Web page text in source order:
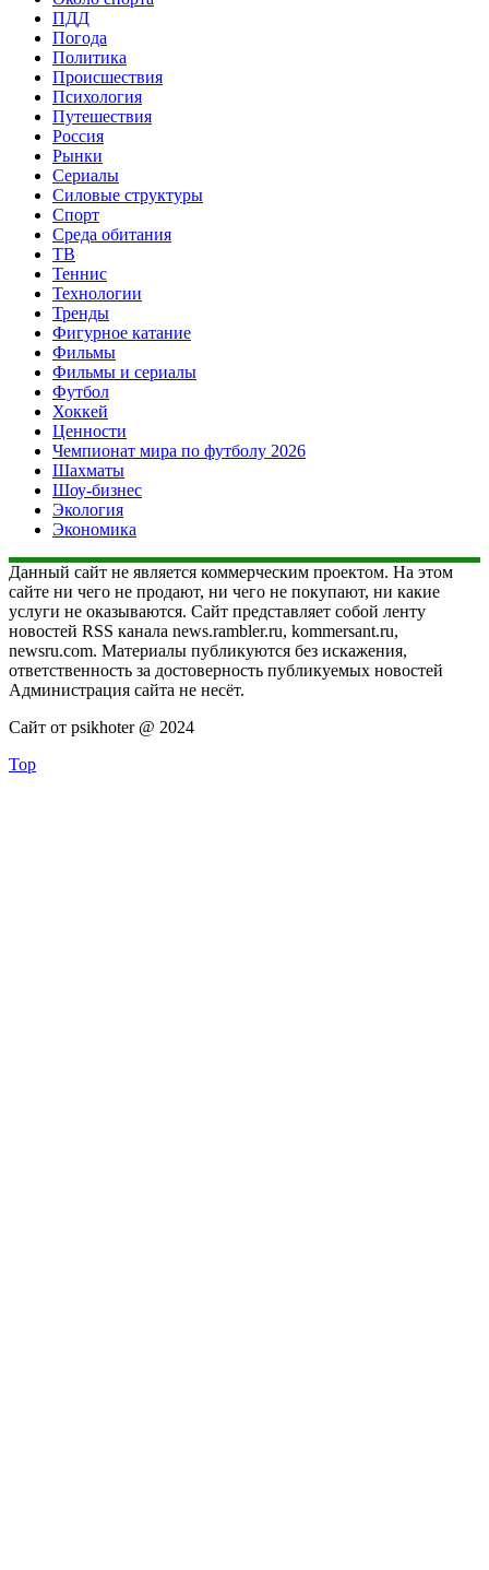
ПДД
Погода
Политика
Происшествия
Психология
Путешествия
Россия
Рынки
Сериалы
Силовые структуры
Спорт
Среда обитания
ТВ
Теннис
Технологии
Тренды
Фигурное катание
Фильмы
Фильмы и сериалы
Футбол
Хоккей
Ценности
Чемпионат мира по футболу 2026
Шахматы
Шоу-бизнес
Экология
Экономика
Данный сайт не является коммерческим проектом. На этом
сайте ни чего не продают, ни чего не покупают, ни какие
услуги не оказываются. Сайт представляет собой ленту
новостей RSS канала news.rambler.ru, kommersant.ru,
newsru.com. Материалы публикуются без искажения,
ответственность за достоверность публикуемых новостей
Администрация сайта не несёт.
Сайт от psikhoter @ 2024
Top